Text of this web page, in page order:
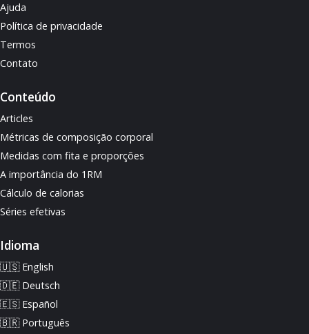
Ajuda
Política de privacidade
Termos
Contato
Conteúdo
Articles
Métricas de composição corporal
Medidas com fita e proporções
A importância do 1RM
Cálculo de calorias
Séries efetivas
Idioma
🇺🇸 English
🇩🇪 Deutsch
🇪🇸 Español
🇧🇷 Português